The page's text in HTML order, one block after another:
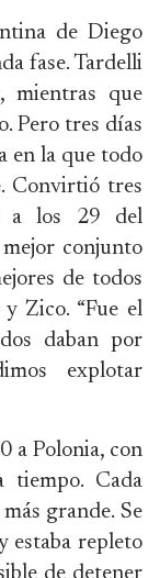
de Diego
fase. Tardelli
mientras que
Pero tres días
en la que todo
Convirtió tres
a los 29 del
conjunto
de todos
Zico. “Fue el
daban por
explotar
a Polonia, con
Cada
grande. Se
estaba repleto
de detener